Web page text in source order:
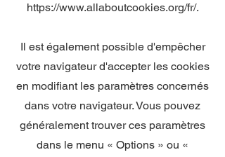
https://www.allaboutcookies.org/fr/.
Il est également possible d'empêcher
votre navigateur d'accepter les cookies
en modifiant les paramètres concernés
dans votre navigateur. Vous pouvez
généralement trouver ces paramètres
dans le menu « Options » ou «